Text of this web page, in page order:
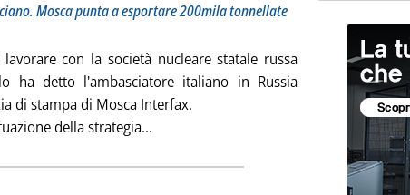
Mosca punta a esportare 200mila tonnellate
con la società nucleare statale russa
ha detto l'ambasciatore italiano in Russia
di stampa di Mosca Interfax.
della strategia... Leggi tutta la notizia: 'Idrogeno, Italia